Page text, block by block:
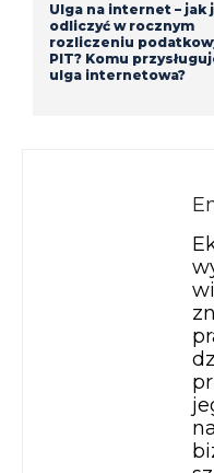
Ulga na internet – jak
odliczyć w rocznym
rozliczeniu
PIT? Komu
ulga internetowa?